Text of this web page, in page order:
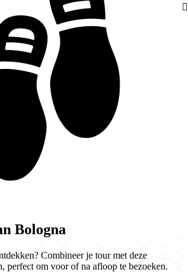
Bologna
Combineer je tour met deze
perfect om voor of na afloop te bezoeken.